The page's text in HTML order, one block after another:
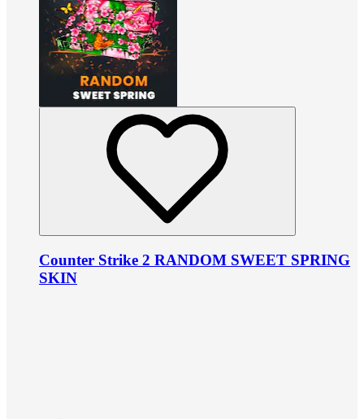
Counter Strike 2 RANDOM SWEET SPRING
SKIN